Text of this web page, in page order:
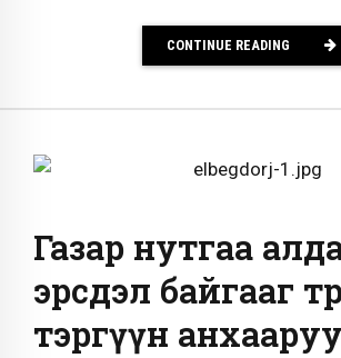
CONTINUE READING
Газар нутгаа
эрсдэл байгааг
тэргүүн